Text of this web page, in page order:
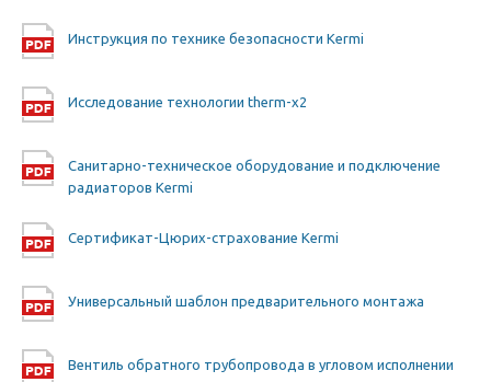
Инструкция по технике безопасности Kermi
Исследование технологии therm-x2
Санитарно-техническое оборудование и подключение
радиаторов Kermi
Сертификат-Цюрих-страхование Kermi
Универсальный шаблон предварительного монтажа
Вентиль обратного трубопровода в угловом исполнении